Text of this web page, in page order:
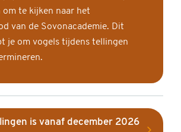
om te kijken naar het
van de Sovonacademie. Dit
je om vogels tijdens tellingen
is vanaf december 2026